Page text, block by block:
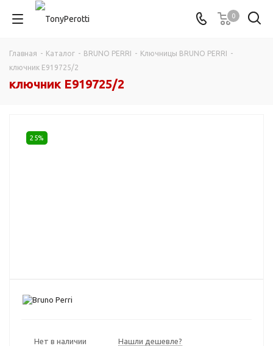
0
Главная - Каталог - BRUNO PERRI - Ключницы BRUNO PERRI -
ключник E919725/2
ключник E919725/2
25%
Нет в наличии Нашли дешевле?